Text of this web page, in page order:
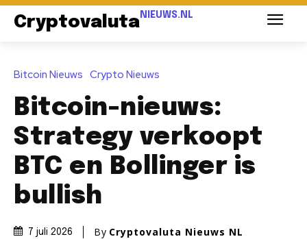
Cryptovaluta NIEUWS.NL
Bitcoin Nieuws Crypto Nieuws
Bitcoin-nieuws:
Strategy verkoopt
BTC en Bollinger is
bullish
7 juli 2026 By Cryptovaluta Nieuws NL